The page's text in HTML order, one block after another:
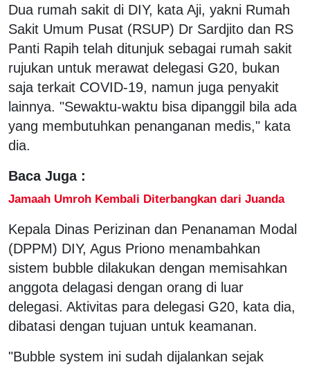
Dua rumah sakit di DIY, kata Aji, yakni Rumah
Sakit Umum Pusat (RSUP) Dr Sardjito dan RS
Panti Rapih telah ditunjuk sebagai rumah sakit
rujukan untuk merawat delegasi G20, bukan
saja terkait COVID-19, namun juga penyakit
lainnya. "Sewaktu-waktu bisa dipanggil bila ada
yang membutuhkan penanganan medis," kata
dia.
Baca Juga :
Jamaah Umroh Kembali Diterbangkan dari Juanda
Kepala Dinas Perizinan dan Penanaman Modal
(DPPM) DIY, Agus Priono menambahkan
sistem bubble dilakukan dengan memisahkan
anggota delagasi dengan orang di luar
delegasi. Aktivitas para delegasi G20, kata dia,
dibatasi dengan tujuan untuk keamanan.
"Bubble system ini sudah dijalankan sejak